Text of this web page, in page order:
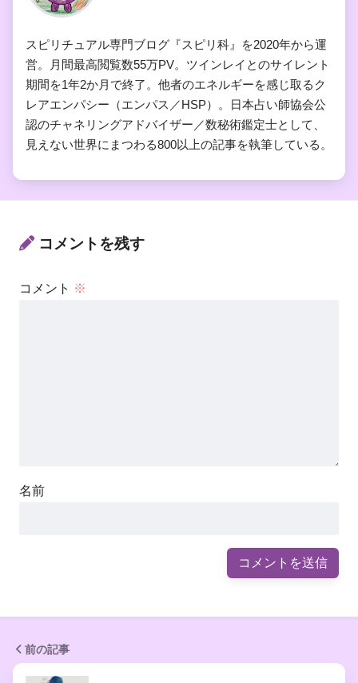
スピリチュアル専門ブログ『スピリ科』を2020年から運
営。月間最高閲覧数55万PV。ツインレイとのサイレント
期間を1年2か月で終了。他者のエネルギーを感じ取るク
レアエンパシー（エンパス／HSP）。日本占い師協会公
認のチャネリングアドバイザー／数秘術鑑定士として、
見えない世界にまつわる800以上の記事を執筆している。
コメントを残す
コメント ※
名前
前の記事